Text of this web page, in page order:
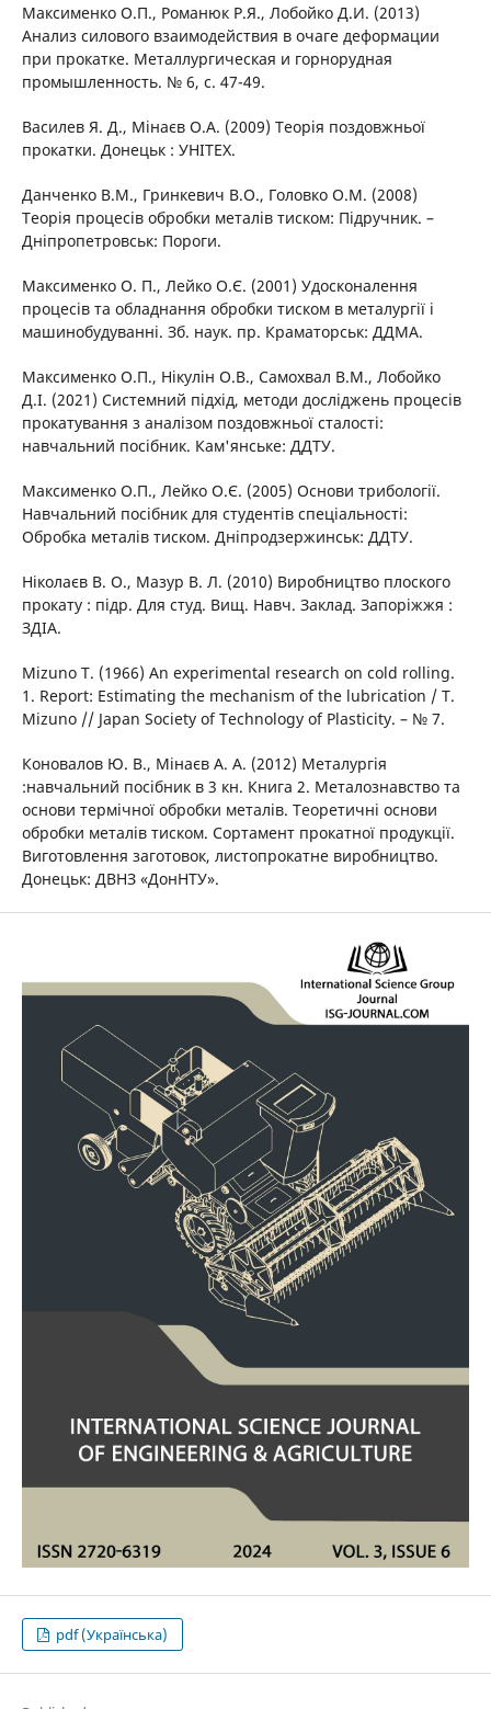
Максименко О.П., Романюк Р.Я., Лобойко Д.И. (2013)
Анализ силового взаимодействия в очаге деформации
при прокатке. Металлургическая и горнорудная
промышленность. № 6, с. 47-49.
Василев Я. Д., Мінаєв О.А. (2009) Теорія поздовжньої
прокатки. Донецьк : УНІТЕХ.
Данченко В.М., Гринкевич В.О., Головко О.М. (2008)
Теорія процесів обробки металів тиском: Підручник. –
Дніпропетровськ: Пороги.
Максименко О. П., Лейко О.Є. (2001) Удосконалення
процесів та обладнання обробки тиском в металургії і
машинобудуванні. Зб. наук. пр. Краматорськ: ДДМА.
Максименко О.П., Нікулін О.В., Самохвал В.М., Лобойко
Д.І. (2021) Системний підхід, методи досліджень процесів
прокатування з аналізом поздовжньої сталості:
навчальний посібник. Кам'янське: ДДТУ.
Максименко О.П., Лейко О.Є. (2005) Основи трибології.
Навчальний посібник для студентів спеціальності:
Обробка металів тиском. Дніпродзержинськ: ДДТУ.
Ніколаєв В. О., Мазур В. Л. (2010) Виробництво плоского
прокату : підр. Для студ. Вищ. Навч. Заклад. Запоріжжя :
ЗДІА.
Mizuno T. (1966) An experimental research on cold rolling.
1. Report: Estimating the mechanism of the lubrication / T.
Mizuno // Japan Society of Technology of Plasticity. – № 7.
Коновалов Ю. В., Мінаєв А. А. (2012) Металургія
:навчальний посібник в 3 кн. Книга 2. Металознавство та
основи термічної обробки металів. Теоретичні основи
обробки металів тиском. Сортамент прокатної продукції.
Виготовлення заготовок, листопрокатне виробництво.
Донецьк: ДВНЗ «ДонНТУ».
pdf (Українська)